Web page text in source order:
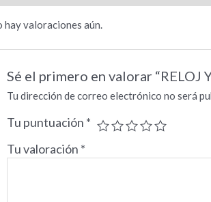
hay valoraciones aún.
Sé el primero en valorar “RELOJ
Tu dirección de correo electrónico no será
Tu puntuación *
Tu valoración *